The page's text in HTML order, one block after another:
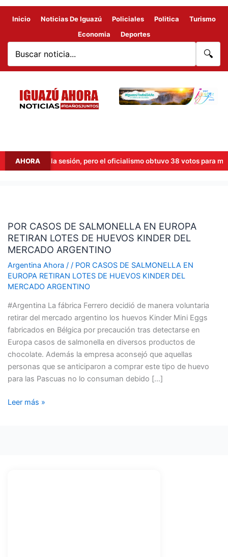
Inicio Noticias De Iguazú Policiales Politica
Turismo
Economia
Deportes
🔍
AHORA
levantar la sesión, pero el oficialismo obtuvo 38 votos para
POR CASOS DE SALMONELLA EN EUROPA
RETIRAN LOTES DE HUEVOS KINDER DEL
MERCADO ARGENTINO
Argentina Ahora / / POR CASOS DE SALMONELLA EN
EUROPA RETIRAN LOTES DE HUEVOS KINDER DEL
MERCADO ARGENTINO
#Argentina La fábrica Ferrero decidió de manera voluntaria
retirar del mercado argentino los huevos Kinder Mini Eggs
fabricados en Bélgica por precaución tras detectarse en
Europa casos de salmonella en diversos productos de
chocolate. Además la empresa aconsejó que aquellas
personas que se anticiparon a comprar este tipo de huevo
para las Pascuas no lo consuman debido […]
DE
SALMONELLA
EN
EUROPA
RETIRAN
LOTES
DE
HUEVOS
KINDER
DEL
MERCADO
Leer más »